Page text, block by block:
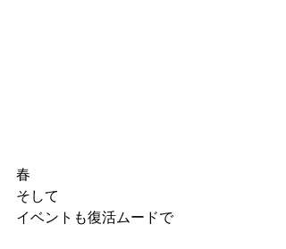
春
そして
イベントも復活ムードで